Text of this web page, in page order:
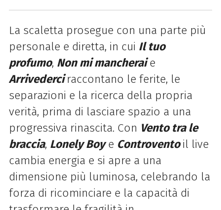
La scaletta prosegue con una parte più
personale e diretta, in cui Il tuo
profumo, Non mi mancheraie
Arrivederciraccontano le ferite, le
separazioni e la ricerca della propria
verità, prima di lasciare spazio a una
progressiva rinascita. Con Vento tra le
braccia, Lonely Boye Controventoil live
cambia energia e si apre a una
dimensione più luminosa, celebrando la
forza di ricominciare e la capacità di